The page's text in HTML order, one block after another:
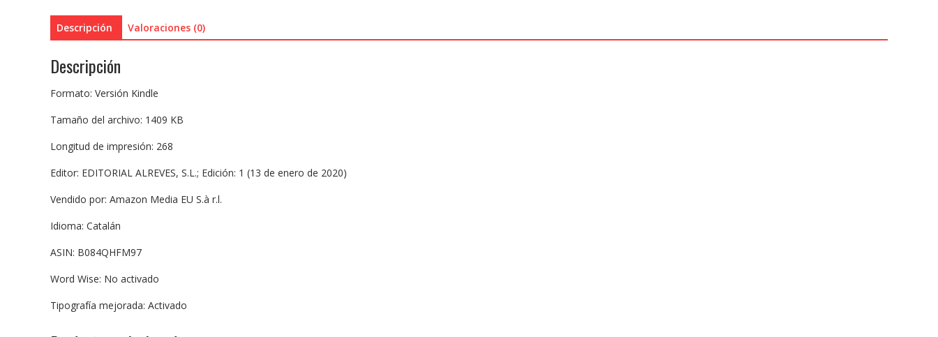
Descripción Valoraciones (0)
Descripción
Formato: Versión Kindle
Tamaño del archivo: 1409 KB
Longitud de impresión: 268
Editor: EDITORIAL ALREVES, S.L.; Edición: 1 (13 de enero de 2020)
Vendido por: Amazon Media EU S.à r.l.
Idioma: Catalán
ASIN: B084QHFM97
Word Wise: No activado
Tipografía mejorada: Activado